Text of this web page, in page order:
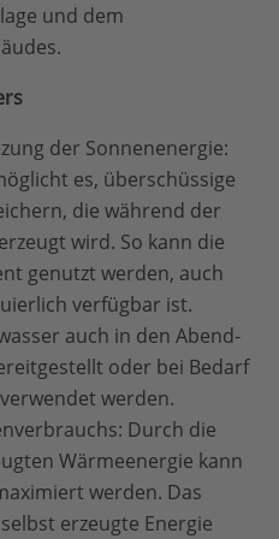
und dem
der Sonnenenergie:
es, überschüssige
die während der
wird. So kann die
genutzt werden, auch
verfügbar ist.
auch in den Abend-
oder bei Bedarf
werden.
Durch die
Wärmeenergie kann
werden. Das
erzeugte Energie